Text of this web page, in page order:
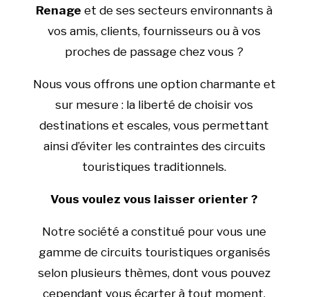
Renage et de ses secteurs environnants à
vos amis, clients, fournisseurs ou à vos
proches de passage chez vous ?
Nous vous offrons une option charmante et
sur mesure : la liberté de choisir vos
destinations et escales, vous permettant
ainsi d’éviter les contraintes des circuits
touristiques traditionnels.
Vous voulez vous laisser orienter ?
Notre société a constitué pour vous une
gamme de circuits touristiques organisés
selon plusieurs thèmes, dont vous pouvez
cependant vous écarter à tout moment.